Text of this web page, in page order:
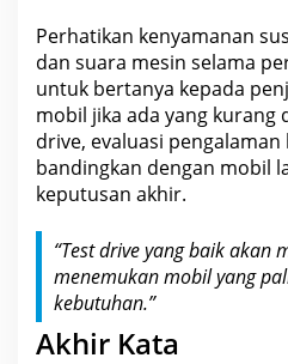
Perhatikan kenyamanan
dan suara mesin selama
untuk bertanya kepada
mobil jika ada yang kurang
drive, evaluasi pengalaman
bandingkan dengan mobil
keputusan akhir.
“Test drive yang baik akan
menemukan mobil yang
kebutuhan.”
Akhir Kata